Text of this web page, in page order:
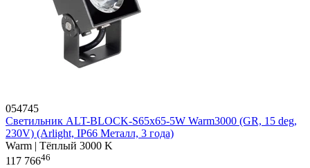
054745
Светильник ALT-BLOCK-S65x65-5W Warm3000 (GR, 15 deg,
230V) (Arlight, IP66 Металл, 3 года)
Warm | Тёплый 3000 K
117 76646